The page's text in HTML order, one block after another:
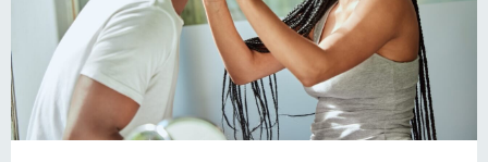
NY BRUKER LOGG INN